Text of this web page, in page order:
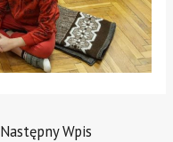
Następny Wpis